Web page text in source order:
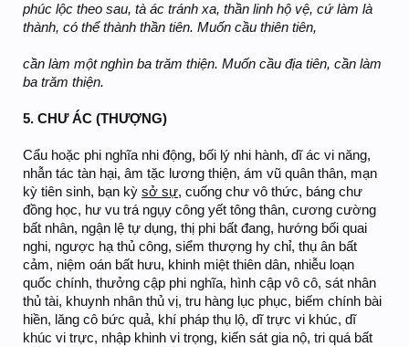
phúc lộc theo sau, tà ác tránh xa, thần linh hộ vệ, cứ làm là
thành, có thể thành thần tiên. Muốn cầu thiên tiên,
cần làm một nghìn ba trăm thiện. Muốn cầu địa tiên, cần làm
ba trăm thiện.
5. CHƯ ÁC (THƯỢNG)
Cẩu hoặc phi nghĩa nhi động, bối lý nhi hành, dĩ ác vi năng,
nhẫn tác tàn hại, âm tặc lương thiện, ám vũ quân thân, mạn
kỳ tiên sinh, bạn kỳ sở sự, cuống chư vô thức, báng chư
đồng học, hư vu trá ngụy công yết tông thân, cương cường
bất nhân, ngận lệ tự dụng, thị phi bất đang, hướng bối quai
nghi, ngược hạ thủ công, siểm thượng hy chỉ, thụ ân bất
cảm, niệm oán bất hưu, khinh miệt thiên dân, nhiễu loạn
quốc chính, thưởng cập phi nghĩa, hình cập vô cô, sát nhân
thủ tài, khuynh nhân thủ vị, tru hàng lục phục, biếm chính bài
hiền, lăng cô bức quả, khí pháp thụ lộ, dĩ trực vi khúc, dĩ
khúc vi trực, nhập khinh vi trọng, kiến sát gia nộ, tri quá bất